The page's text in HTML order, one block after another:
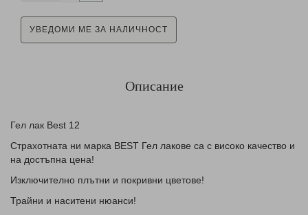
УВЕДОМИ МЕ ЗА НАЛИЧНОСТ
Описание
Гел лак Best 12
Страхотната ни марка BEST Гел лакове са с високо качество и
на достъпна цена!
Изключително плътни и покривни цветове!
Трайни и наситени нюанси!